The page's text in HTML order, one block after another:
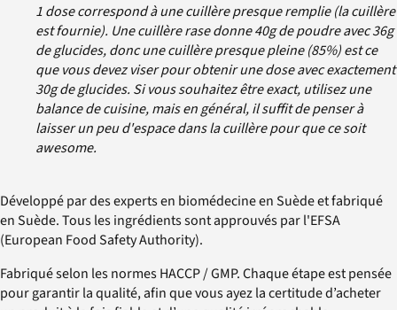
1 dose correspond à une cuillère presque remplie (la cuillère
est fournie). Une cuillère rase donne 40g de poudre avec 36g
de glucides, donc une cuillère presque pleine (85%) est ce
que vous devez viser pour obtenir une dose avec exactement
30g de glucides. Si vous souhaitez être exact, utilisez une
balance de cuisine, mais en général, il suffit de penser à
laisser un peu d'espace dans la cuillère pour que ce soit
awesome.
Développé par des experts en biomédecine en Suède et fabriqué
en Suède. Tous les ingrédients sont approuvés par l'EFSA
(European Food Safety Authority).
Fabriqué selon les normes HACCP / GMP. Chaque étape est pensée
pour garantir la qualité, afin que vous ayez la certitude d’acheter